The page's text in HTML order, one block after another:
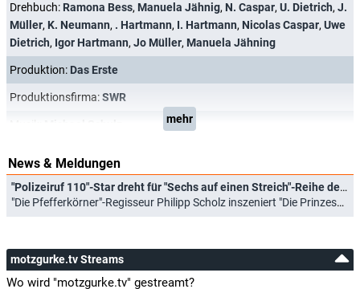
Drehbuch: Ramona Bess, Manuela Jähnig, N. Caspar, U. Dietrich, J.
Müller, K. Neumann, . Hartmann, I. Hartmann, Nicolas Caspar, Uwe
Dietrich, Igor Hartmann, Jo Müller, Manuela Jähning
Produktion: Das Erste
Produktionsfirma:SWR
mehr
News & Meldungen
"Polizeiruf 110"-Star dreht für "Sechs auf einen Streich"-Reihe der ARD
"Die Pfefferkörner"-Regisseur Philipp Scholz inszeniert "Die Prinzessin und der Stalljunge" (28.04.2026)
motzgurke.tv Streams
Wo wird "motzgurke.tv" gestreamt?